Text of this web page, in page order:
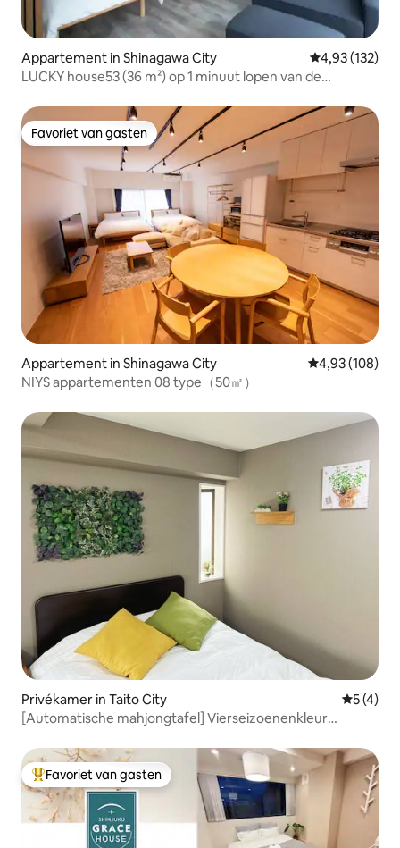
Appartement in Shinagawa City Gemiddelde
4,93 (132)
LUCKY house53 (36 m²) op 1 minuut lopen van de
Favoriet van gasten
Favoriet van gasten
Appartement in Shinagawa City Gemiddelde
4,93 (108)
NIYS appartementen 08 type（50㎡）
Privékamer in Taito City
5 (4)
[Automatische mahjongtafel] Vierseizoenenkleur
toilet aparte ingang)
Topfavoriet van gasten
Favoriet van gasten